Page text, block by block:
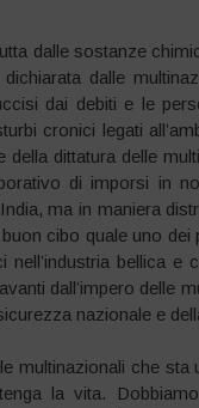
dalle sostanze
dalle
dai debiti e le
cronici legati
dittatura delle
di imporsi in
ma in maniera
cibo quale uno
bellica e
dall’impero delle
nazionale e
multinazionali che
la vita. Dobbiamo